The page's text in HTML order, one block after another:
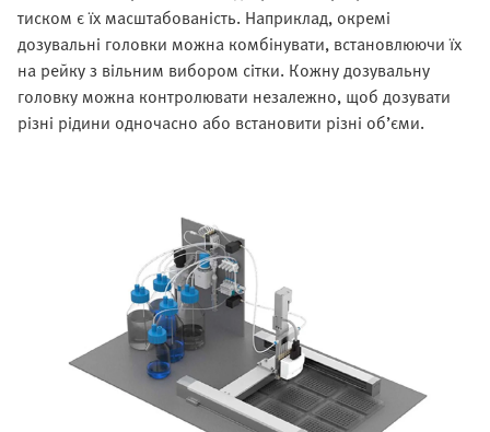
тиском є їх масштабованість. Наприклад, окремі
дозувальні головки можна комбінувати, встановлюючи їх
на рейку з вільним вибором сітки. Кожну дозувальну
головку можна контролювати незалежно, щоб дозувати
різні рідини одночасно або встановити різні об’єми.